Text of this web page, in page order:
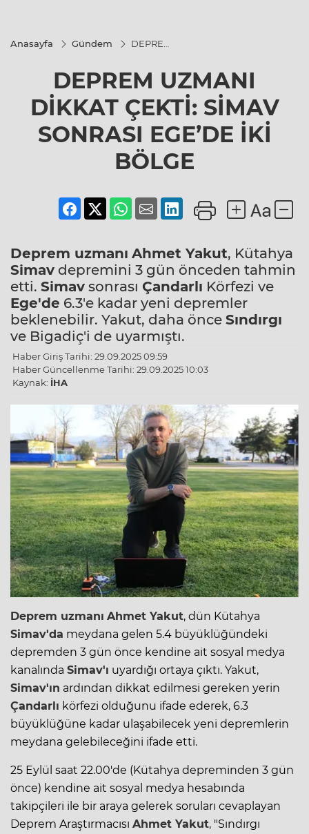
Anasayfa Gündem
DEPREM
ÇEKTİ:
SİMAV
SONRASI
EGE’DE
İKİ
BÖLGE
DEPREM UZMANI
DİKKAT ÇEKTİ: SİMAV
SONRASI EGE’DE İKİ
BÖLGE
Deprem uzmanı Ahmet Yakut, Kütahya
Simav depremini 3 gün önceden tahmin
etti. Simav sonrası Çandarlı Körfezi ve
Ege'de 6.3'e kadar yeni depremler
beklenebilir. Yakut, daha önce Sındırgı
ve Bigadiç'i de uyarmıştı.
Haber Giriş Tarihi: 29.09.2025 09:59
Haber Güncellenme Tarihi: 29.09.2025 10:03
Kaynak: İHA
Deprem uzmanı Ahmet Yakut, dün Kütahya
Simav'da meydana gelen 5.4 büyüklüğündeki
depremden 3 gün önce kendine ait sosyal medya
kanalında Simav'ı uyardığı ortaya çıktı. Yakut,
Simav'ın ardından dikkat edilmesi gereken yerin
Çandarlı körfezi olduğunu ifade ederek, 6.3
büyüklüğüne kadar ulaşabilecek yeni depremlerin
meydana gelebileceğini ifade etti.
25 Eylül saat 22.00'de (Kütahya depreminden 3 gün
önce) kendine ait sosyal medya hesabında
takipçileri ile bir araya gelerek soruları cevaplayan
Deprem Araştırmacısı Ahmet Yakut, "Sındırgı